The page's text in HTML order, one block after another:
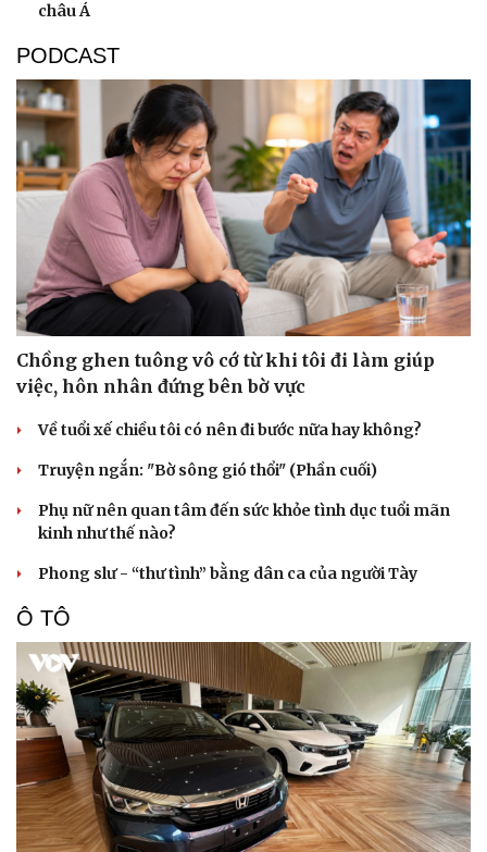
Du lịch
Tư vấn
Săn Tour
check-in
Câu chuyện thời sự
Đọc truyện đêm khuya
Cửa sổ tình yêu
Kể chuyện cho bé
Hạt giống tâm hồn
châu Á
PODCAST
Chồng ghen tuông vô cớ từ khi tôi đi làm giúp
việc, hôn nhân đứng bên bờ vực
Về tuổi xế chiều tôi có nên đi bước nữa hay không?
Truyện ngắn: "Bờ sông gió thổi" (Phần cuối)
Phụ nữ nên quan tâm đến sức khỏe tình dục tuổi mãn
kinh như thế nào?
Phong slư - “thư tình” bằng dân ca của người Tày
Ô TÔ